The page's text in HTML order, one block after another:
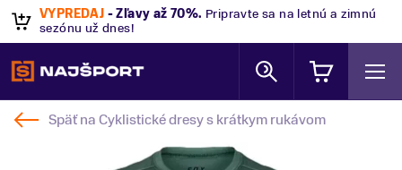
VÝPREDAJ - Zľavy až 70%. Pripravte sa na letnú a zimnú
sezónu už dnes!
Späť naCyklistické dresy s krátkym rukávom